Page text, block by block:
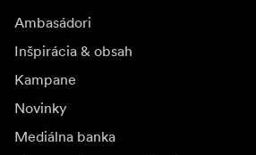
Ambasádori
Inšpirácia & obsah
Kampane
Novinky
Mediálna banka